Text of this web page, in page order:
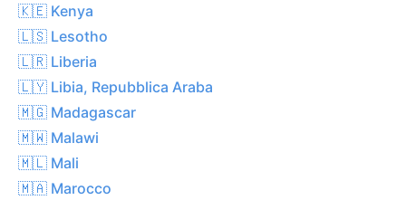
🇰🇪 Kenya
🇱🇸 Lesotho
🇱🇷 Liberia
🇱🇾 Libia, Repubblica Araba
🇲🇬 Madagascar
🇲🇼 Malawi
🇲🇱 Mali
🇲🇦 Marocco